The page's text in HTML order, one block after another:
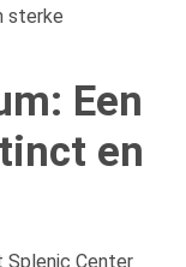
sterke
Een
en
Splenic Center